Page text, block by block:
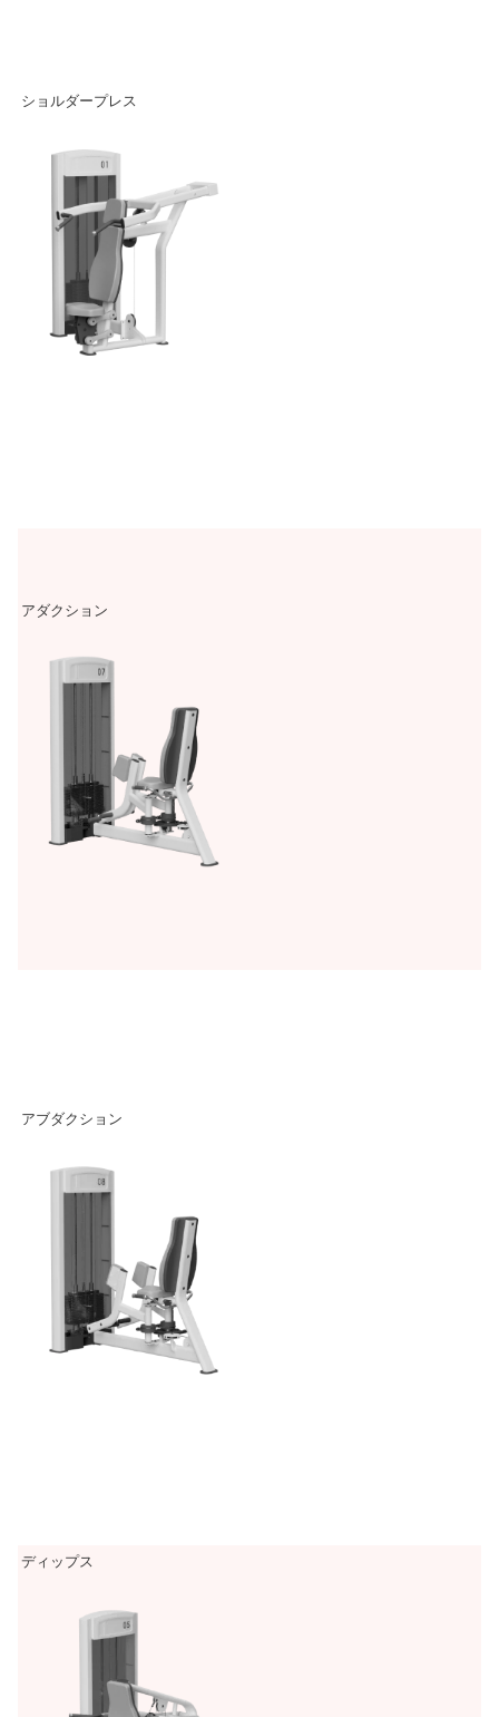
ショルダープレス
アダクション
アブダクション
ディップス